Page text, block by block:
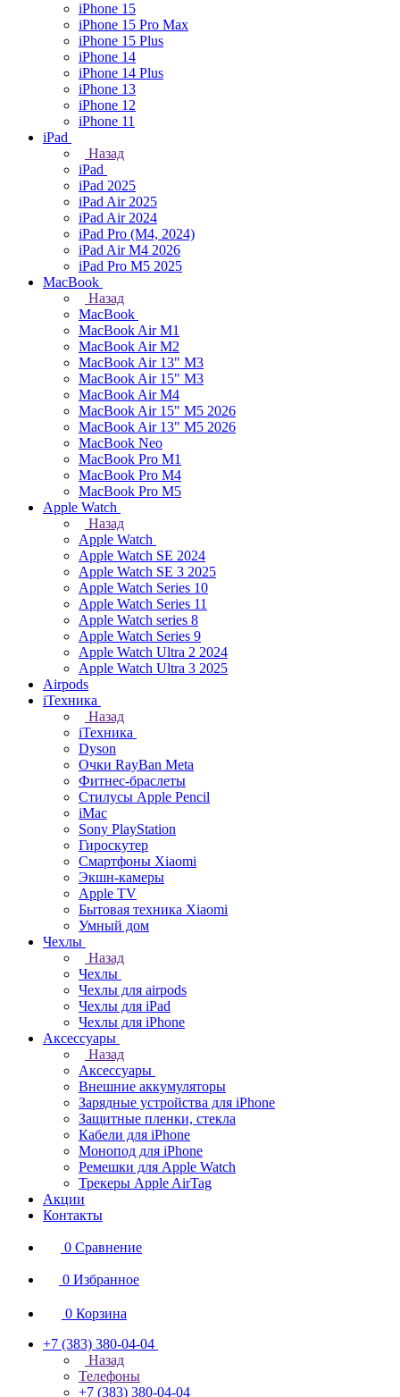
iPhone 15
iPhone 15 Pro Max
iPhone 15 Plus
iPhone 14
iPhone 14 Plus
iPhone 13
iPhone 12
iPhone 11
iPad
Назад
iPad
iPad 2025
iPad Air 2025
iPad Air 2024
iPad Pro (M4, 2024)
iPad Air M4 2026
iPad Pro M5 2025
MacBook
Назад
MacBook
MacBook Air M1
MacBook Air M2
MacBook Air 13" M3
MacBook Air 15" M3
MacBook Air M4
MacBook Air 15" М5 2026
MacBook Air 13" М5 2026
MacBook Neo
MacBook Pro M1
MacBook Pro M4
MacBook Pro M5
Apple Watch
Назад
Apple Watch
Apple Watch SE 2024
Apple Watch SE 3 2025
Apple Watch Series 10
Apple Watch Series 11
Apple Watch series 8
Apple Watch Series 9
Apple Watch Ultra 2 2024
Apple Watch Ultra 3 2025
Airpods
iТехника
Назад
iТехника
Dyson
Очки RayBan Meta
Фитнес-браслеты
Стилусы Apple Pencil
iMac
Sony PlayStation
Гироскутер
Смартфоны Xiaomi
Экшн-камеры
Apple TV
Бытовая техника Xiaomi
Умный дом
Чехлы
Назад
Чехлы
Чехлы для airpods
Чехлы для iPad
Чехлы для iPhone
Аксессуары
Назад
Аксессуары
Внешние аккумуляторы
Зарядные устройства для iPhone
Защитные пленки, стекла
Кабели для iPhone
Монопод для iPhone
Ремешки для Apple Watch
Трекеры Apple AirTag
Акции
Контакты
0 Сравнение
0 Избранное
0 Корзина
+7 (383) 380-04-04
Назад
Телефоны
+7 (383) 380-04-04